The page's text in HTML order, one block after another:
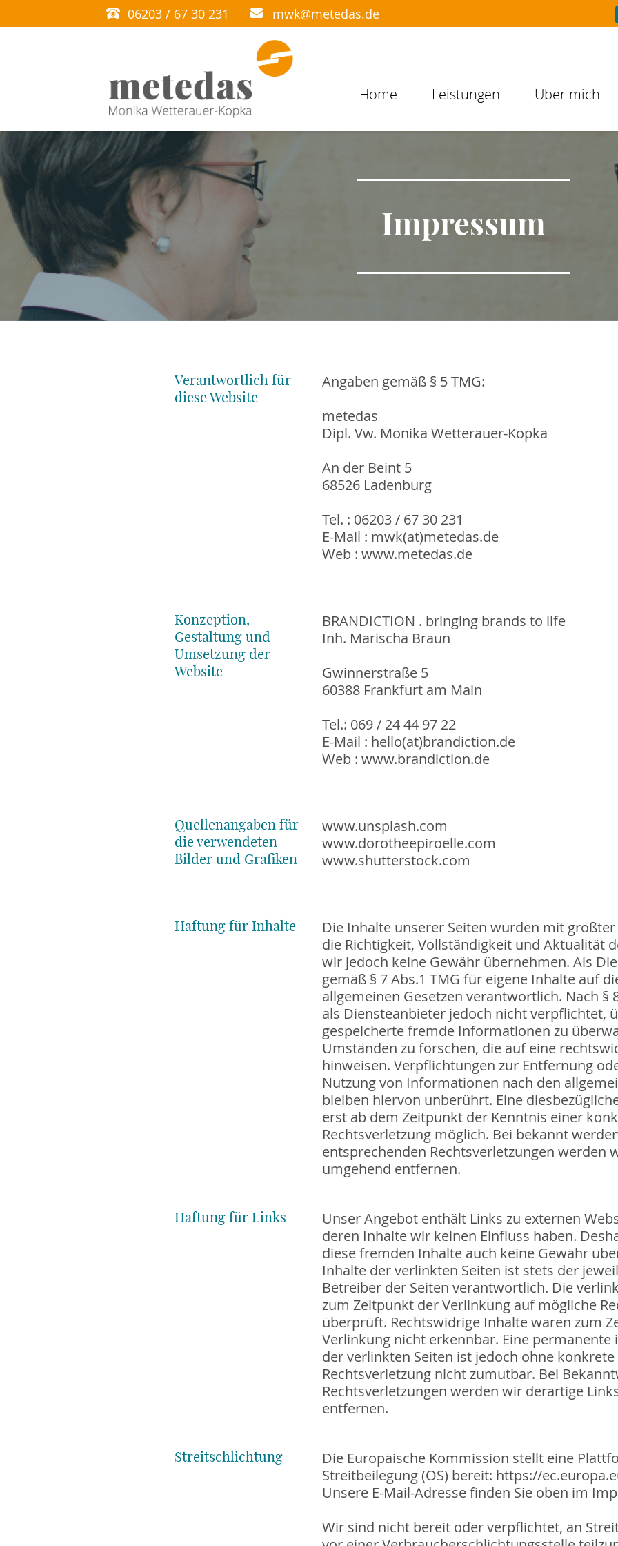
06203 / 67 30 231 mwk@metedas.de
Home Leistungen Über mich
Impressum
Verantwortlich für
diese Website
Angaben gemäß § 5 TMG:
metedas
Dipl. Vw. Monika Wetterauer-Kopka
An der Beint 5
68526 Ladenburg
Tel. : 06203 / 67 30 231
E-Mail : mwk(at)metedas.de
Web :www.metedas.de
Konzeption,
Gestaltung und
Umsetzung der
Website
BRANDICTION . bringing brands to life
Inh. Marischa Braun
Gwinnerstraße 5
60388 Frankfurt am Main
Tel.: 069 / 24 44 97 22
E-Mail : hello(at)brandiction.de
Web :www.brandiction.de
Quellenangaben für
die verwendeten
Bilder und Grafiken
www.unsplash.com
www.dorotheepiroelle.com
www.shutterstock.com
Haftung für Inhalte
Die Inhalte unserer Seiten wurden mit
die Richtigkeit, Vollständigkeit und Aktualität
wir jedoch keine Gewähr übernehmen. Als
gemäß § 7 Abs.1 TMG für eigene Inhalte auf
allgemeinen Gesetzen verantwortlich. Nach §
als Diensteanbieter jedoch nicht verpflichtet,
gespeicherte fremde Informationen zu
Umständen zu forschen, die auf eine
hinweisen. Verpflichtungen zur Entfernung
Nutzung von Informationen nach den
bleiben hiervon unberührt. Eine
erst ab dem Zeitpunkt der Kenntnis einer
Rechtsverletzung möglich. Bei bekannt
entsprechenden Rechtsverletzungen werden
umgehend entfernen.
Haftung für Links
Unser Angebot enthält Links zu externen
deren Inhalte wir keinen Einfluss haben.
diese fremden Inhalte auch keine Gewähr
Inhalte der verlinkten Seiten ist stets der
Betreiber der Seiten verantwortlich. Die
zum Zeitpunkt der Verlinkung auf mögliche
überprüft. Rechtswidrige Inhalte waren zum
Verlinkung nicht erkennbar. Eine
der verlinkten Seiten ist jedoch ohne
Rechtsverletzung nicht zumutbar. Bei
Rechtsverletzungen werden wir derartige
entfernen.
Streitschlichtung
Die Europäische Kommission stellt eine
Streitbeilegung (OS) bereit: https://
Unsere E-Mail-Adresse finden Sie oben im
Wir sind nicht bereit oder verpflichtet, an